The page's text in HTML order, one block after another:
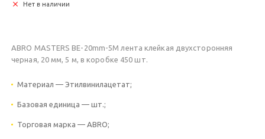
Нет в наличии
ABRO MASTERS BE-20mm-5M лента клейкая двухсторонняя
черная, 20 мм, 5 м, в коробке 450 шт.
Материал — Этилвинилацетат;
Базовая единица — шт.;
Торговая марка — ABRO;